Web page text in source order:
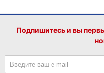
Подпишитесь и вы